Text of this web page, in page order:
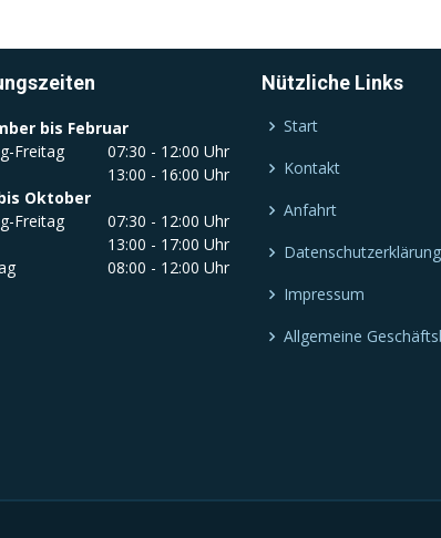
bis Februar
Freitag
07:30 - 12:00 Uhr
13:00 - 16:00 Uhr
Oktober
Freitag
07:30 - 12:00 Uhr
13:00 - 17:00 Uhr
08:00 - 12:00 Uhr
Nützliche Links
Start
Kontakt
Anfahrt
Datenschutzerklärung
Impressum
Allgemeine